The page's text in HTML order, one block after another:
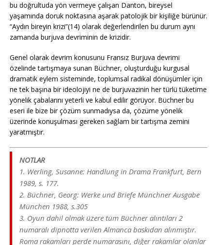
bu doğrultuda yön vermeye çalışan Danton, bireysel
yaşamında doruk noktasına aşarak patolojik bir kişiliğe bürünür.
“Aydın bireyin krizi”(14) olarak değerlendirilen bu durum aynı
zamanda burjuva devriminin de krizidir.
Genel olarak devrim konusunu Fransız Burjuva devrimi
özelinde tartışmaya sunan Büchner, oluşturduğu kurgusal
dramatik eylem sisteminde, toplumsal radikal dönüşümler için
ne tek başına bir ideolojiyi ne de burjuvazinin her türlü tüketime
yönelik çabalarını yeterli ve kabul edilir görüyor. Büchner bu
eseri ile bize bir çözüm sunmadıysa da, çözüme yönelik
üzerinde konuşulması gereken sağlam bir tartışma zemini
yaratmıştır.
NOTLAR
1. Werling, Susanne: Handlung in Drama Frankfurt, Bern
1989, s. 177.
2. Büchner, Georg: Werke und Briefe Münchner Ausgabe
München 1988, s.305
3. Oyun dahil olmak üzere tüm Büchner alıntıları 2
numaralı dipnotta verilen Almanca baskıdan alınmıştır.
Roma rakamları perde numarasını, diğer rakamlar olanlar